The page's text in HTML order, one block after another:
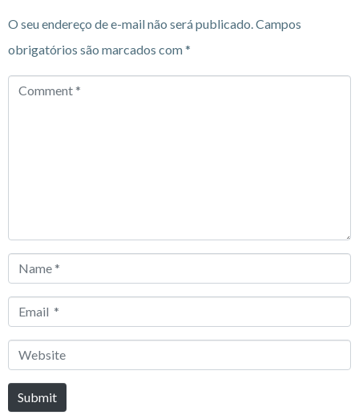
O seu endereço de e-mail não será publicado.Campos
obrigatórios são marcados com*
Comment
Name
Email
Website
Submit